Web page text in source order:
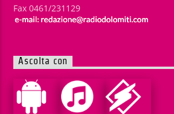
Fax 0461/231129
Ascolta con